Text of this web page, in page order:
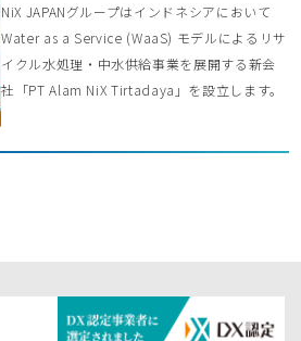
NiX JAPANグループはインドネシアにおいて
Water as a Service (WaaS) モデルによるリサ
イクル水処理・中水供給事業を展開する新会
社「PT Alam NiX Tirtadaya」を設立します。